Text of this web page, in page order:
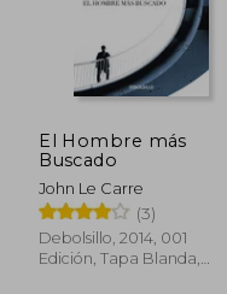
El Hombre más
Buscado
John Le Carre
(3)
Debolsillo, 2014, 001
Edición, Tapa Blanda,